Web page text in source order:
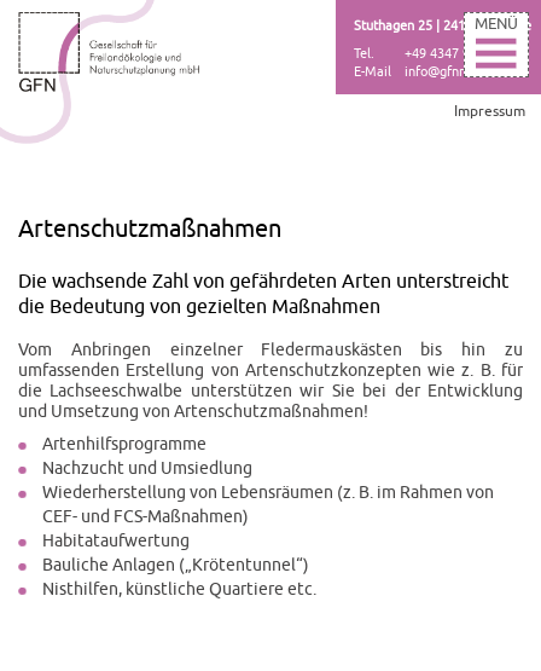
Stuthagen 25 | 24113 Molfsee
Tel.
+49 4347 999 73-000
E-Mail
info@gfnmbh.de
Impressum
Artenschutzmaßnahmen
Die wachsende Zahl von gefährdeten Arten unterstreicht
die Bedeutung von gezielten Maßnahmen
Vom Anbringen einzelner Fledermauskästen bis hin zu
umfassenden Erstellung von Artenschutzkonzepten wie z. B. für
die Lachseeschwalbe unterstützen wir Sie bei der Entwicklung
und Umsetzung von Artenschutz­maßnahmen!
Artenhilfsprogramme
Nachzucht und Umsiedlung
Wiederherstellung von Lebensräumen (z. B. im Rahmen von
CEF- und FCS-Maßnahmen)
Habitataufwertung
Bauliche Anlagen („Krötentunnel“)
Nisthilfen, künstliche Quartiere etc.
MENÜ